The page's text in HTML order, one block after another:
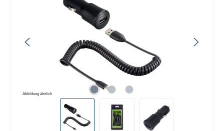
Abbildung ähnlich